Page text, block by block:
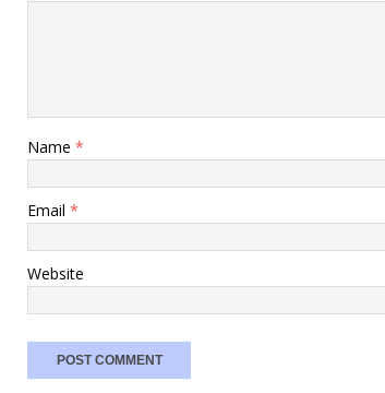
Name *
Email *
Website